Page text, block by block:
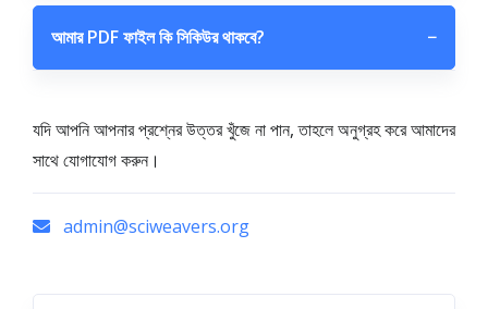
আমার PDF ফাইল কি সিকিউর থাকবে? −
যদি আপনি আপনার প্রশ্নের উত্তর খুঁজে না পান, তাহলে অনুগ্রহ করে আমাদের
সাথে যোগাযোগ করুন।
admin@sciweavers.org